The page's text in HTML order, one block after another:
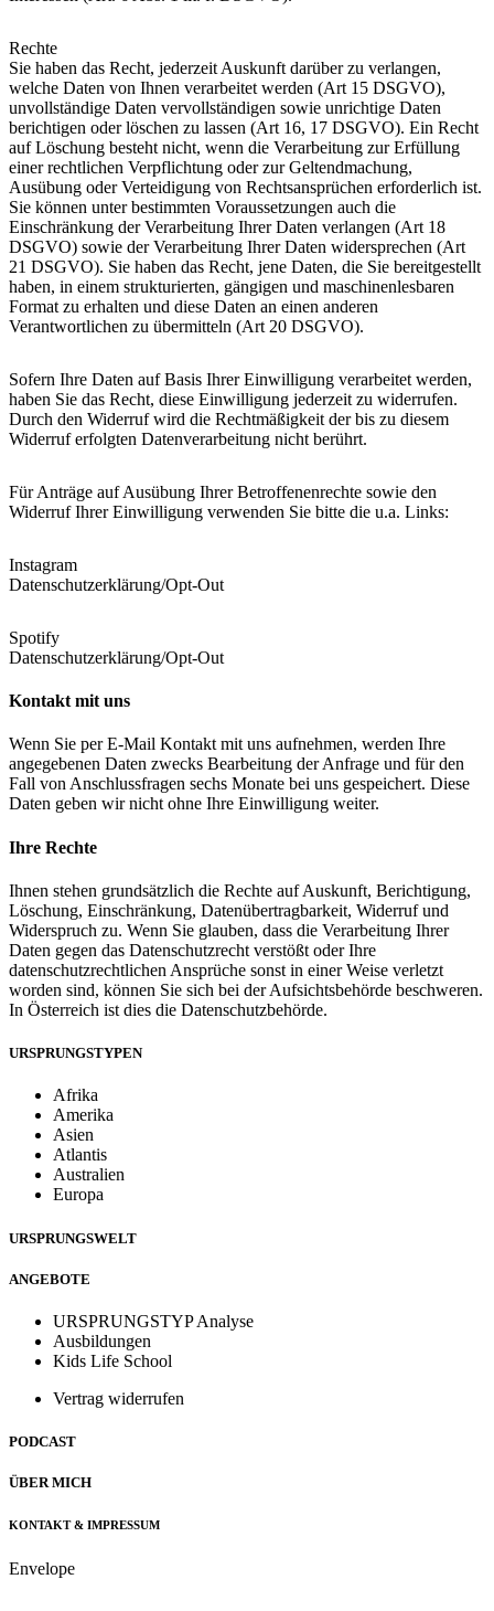
Rechte
Sie haben das Recht, jederzeit Auskunft darüber zu verlangen,
welche Daten von Ihnen verarbeitet werden (Art 15 DSGVO),
unvollständige Daten vervollständigen sowie unrichtige Daten
berichtigen oder löschen zu lassen (Art 16, 17 DSGVO). Ein Recht
auf Löschung besteht nicht, wenn die Verarbeitung zur Erfüllung
einer rechtlichen Verpflichtung oder zur Geltendmachung,
Ausübung oder Verteidigung von Rechtsansprüchen erforderlich ist.
Sie können unter bestimmten Voraussetzungen auch die
Einschränkung der Verarbeitung Ihrer Daten verlangen (Art 18
DSGVO) sowie der Verarbeitung Ihrer Daten widersprechen (Art
21 DSGVO). Sie haben das Recht, jene Daten, die Sie bereitgestellt
haben, in einem strukturierten, gängigen und maschinenlesbaren
Format zu erhalten und diese Daten an einen anderen
Verantwortlichen zu übermitteln (Art 20 DSGVO).
Sofern Ihre Daten auf Basis Ihrer Einwilligung verarbeitet werden,
haben Sie das Recht, diese Einwilligung jederzeit zu widerrufen.
Durch den Widerruf wird die Rechtmäßigkeit der bis zu diesem
Widerruf erfolgten Datenverarbeitung nicht berührt.
Für Anträge auf Ausübung Ihrer Betroffenenrechte sowie den
Widerruf Ihrer Einwilligung verwenden Sie bitte die u.a. Links:
Instagram
Datenschutzerklärung/Opt-Out
Spotify
Datenschutzerklärung/Opt-Out
Kontakt mit uns
Wenn Sie per E-Mail Kontakt mit uns aufnehmen, werden Ihre
angegebenen Daten zwecks Bearbeitung der Anfrage und für den
Fall von Anschlussfragen sechs Monate bei uns gespeichert. Diese
Daten geben wir nicht ohne Ihre Einwilligung weiter.
Ihre Rechte
Ihnen stehen grundsätzlich die Rechte auf Auskunft, Berichtigung,
Löschung, Einschränkung, Datenübertragbarkeit, Widerruf und
Widerspruch zu. Wenn Sie glauben, dass die Verarbeitung Ihrer
Daten gegen das Datenschutzrecht verstößt oder Ihre
datenschutzrechtlichen Ansprüche sonst in einer Weise verletzt
worden sind, können Sie sich bei der Aufsichtsbehörde beschweren.
In Österreich ist dies die Datenschutzbehörde.
URSPRUNGSTYPEN
Afrika
Amerika
Asien
Atlantis
Australien
Europa
URSPRUNGSWELT
ANGEBOTE
URSPRUNGSTYP Analyse
Ausbildungen
Kids Life School
Vertrag widerrufen
PODCAST
ÜBER MICH
KONTAKT & IMPRESSUM
Envelope